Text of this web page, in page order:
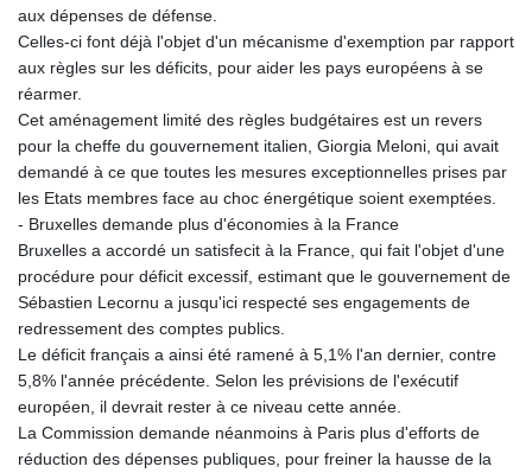
aux dépenses de défense.
Celles-ci font déjà l'objet d'un mécanisme d'exemption par rapport
aux règles sur les déficits, pour aider les pays européens à se
réarmer.
Cet aménagement limité des règles budgétaires est un revers
pour la cheffe du gouvernement italien, Giorgia Meloni, qui avait
demandé à ce que toutes les mesures exceptionnelles prises par
les Etats membres face au choc énergétique soient exemptées.
- Bruxelles demande plus d'économies à la France
Bruxelles a accordé un satisfecit à la France, qui fait l'objet d'une
procédure pour déficit excessif, estimant que le gouvernement de
Sébastien Lecornu a jusqu'ici respecté ses engagements de
redressement des comptes publics.
Le déficit français a ainsi été ramené à 5,1% l'an dernier, contre
5,8% l'année précédente. Selon les prévisions de l'exécutif
européen, il devrait rester à ce niveau cette année.
La Commission demande néanmoins à Paris plus d'efforts de
réduction des dépenses publiques, pour freiner la hausse de la